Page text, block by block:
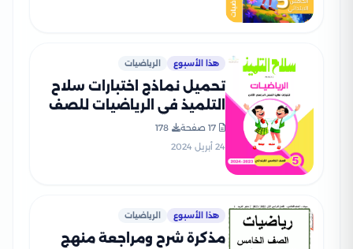
هذا الأسبوع الرياضيات
تحميل نماذج اختبارات سلاح
التلميذ في الرياضيات للصف
الخامس الابتدائي مع إجاباتها
النموذجية
17 صفحة
178
24 أبريل 2024
هذا الأسبوع الرياضيات
مذكرة شرح ومراجعة منهج